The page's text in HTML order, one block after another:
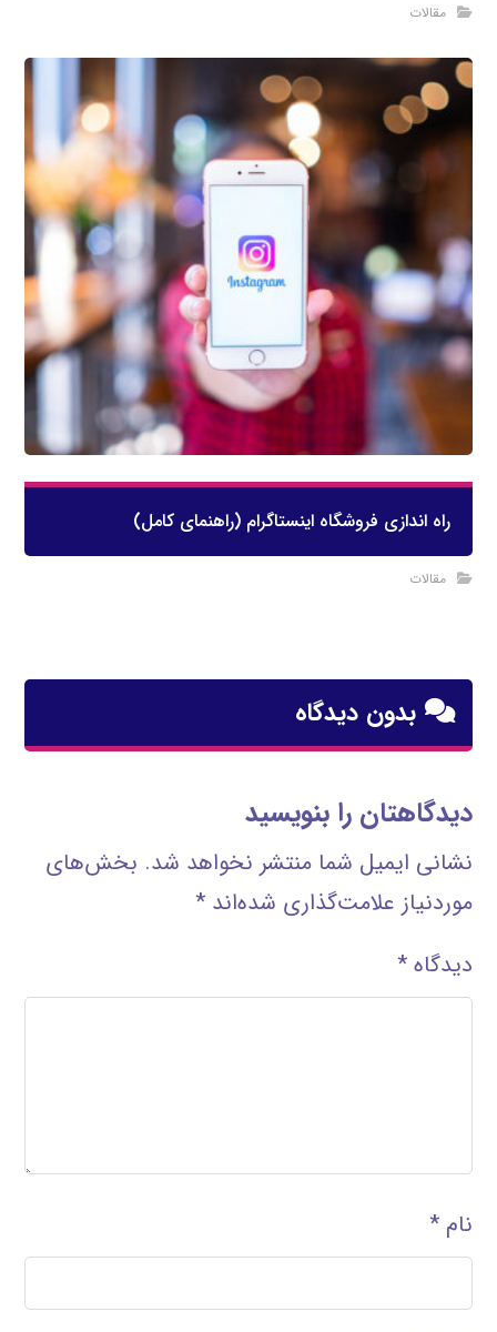
مقالات
راه اندازی فروشگاه اینستاگرام (راهنمای کامل)
مقالات
بدون دیدگاه
دیدگاهتان را بنویسید
نشانی ایمیل شما منتشر نخواهد شد. بخش‌های
موردنیاز علامت‌گذاری شده‌اند*
دیدگاه*
نام*